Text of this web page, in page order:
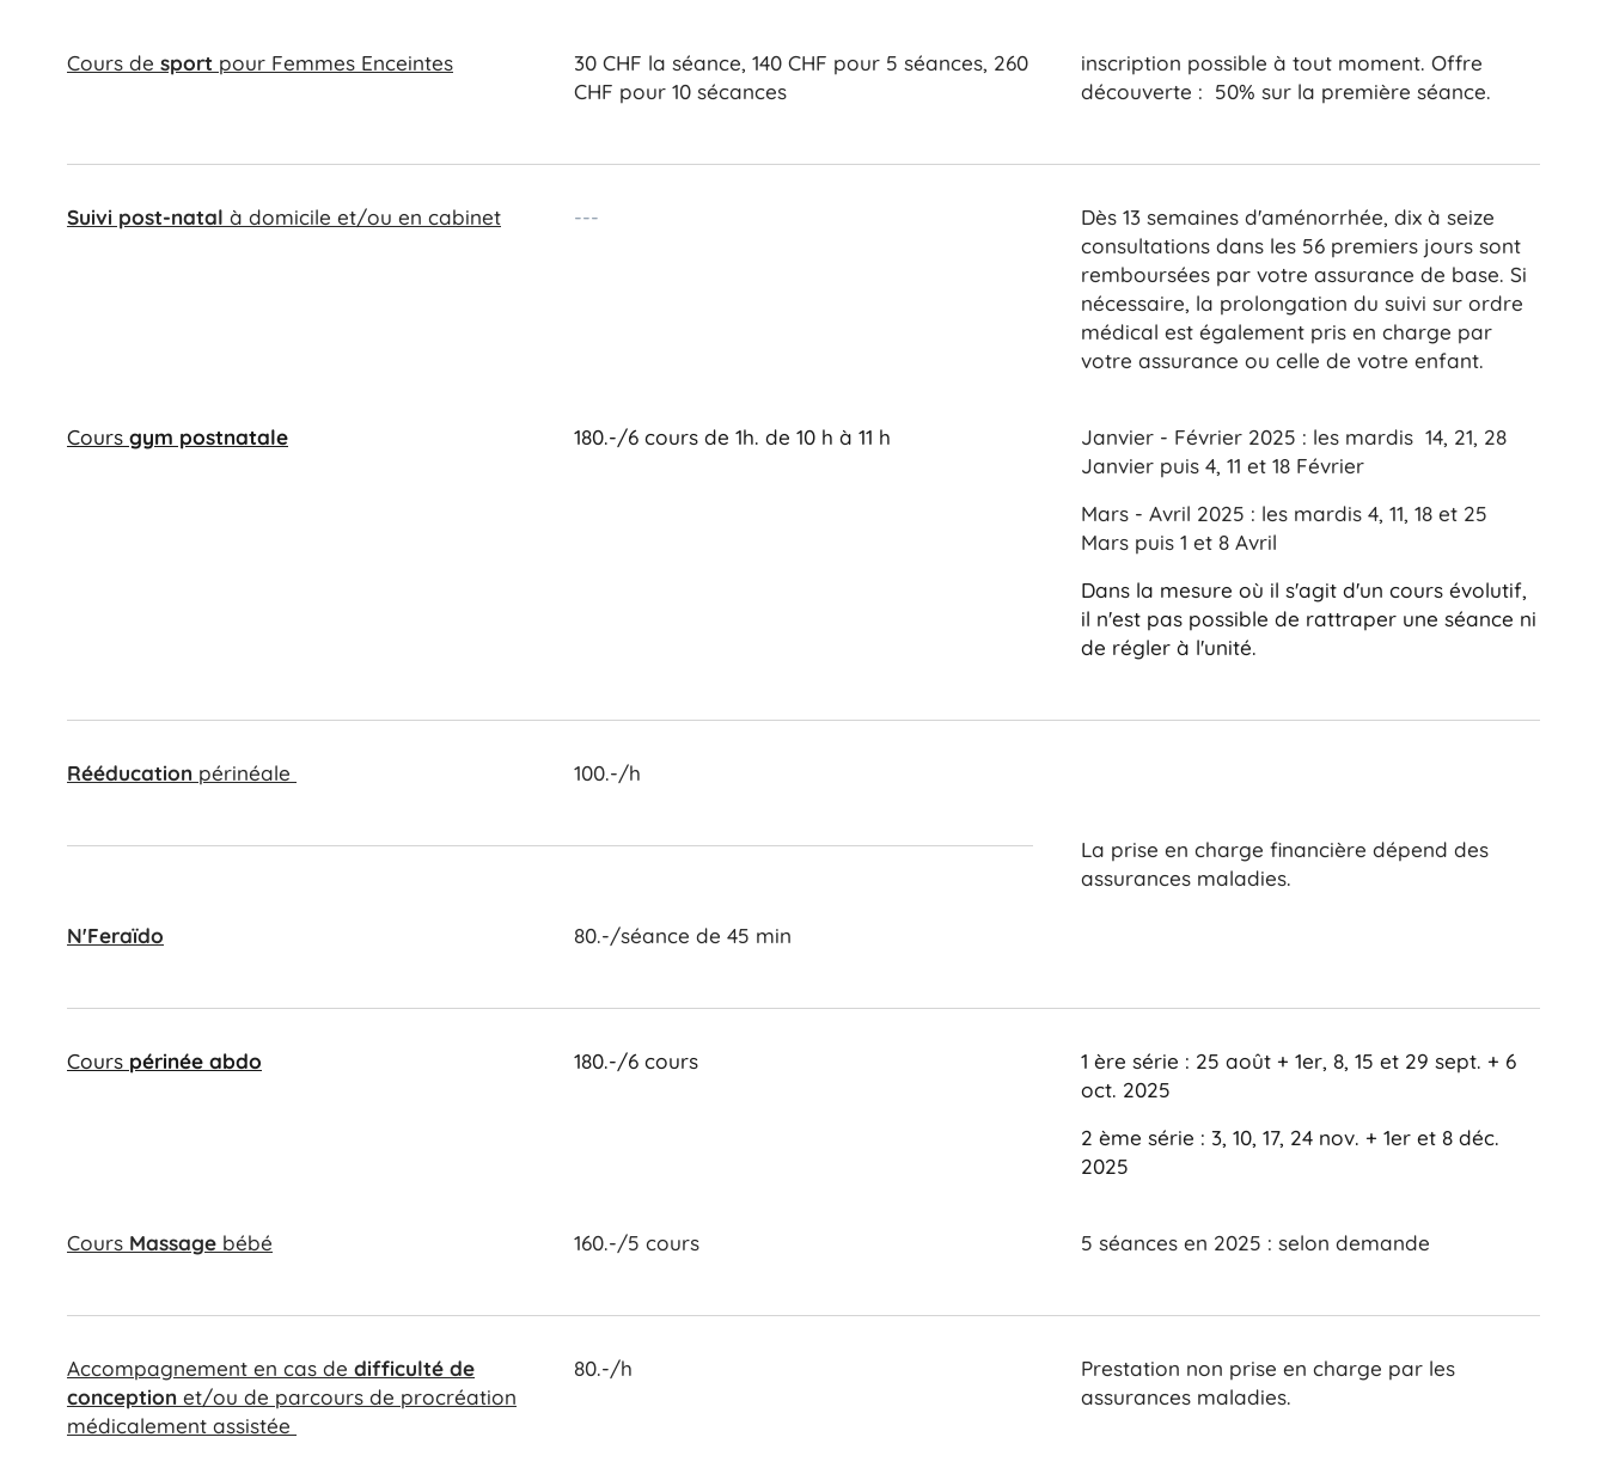
Cours de sport pour Femmes Enceintes
30 CHF la séance, 140 CHF pour 5 séances, 260
CHF pour 10 sécances
inscription possible à tout moment. Offre
découverte : 50% sur la première séance.
Suivi post-natal à domicile et/ou en cabinet ---
Dès 13 semaines d'aménorrhée, dix à seize
consultations dans les 56 premiers jours sont
remboursées par votre assurance de base. Si
nécessaire, la prolongation du suivi sur ordre
médical est également pris en charge par
votre assurance ou celle de votre enfant.
Cours gym postnatale 180.-/6 cours de 1h. de 10 h à 11 h
Janvier - Février 2025 : les mardis 14, 21, 28
Janvier puis 4, 11 et 18 Février
Mars - Avril 2025 : les mardis 4, 11, 18 et 25
Mars puis 1 et 8 Avril
Dans la mesure où il s'agit d'un cours évolutif,
il n'est pas possible de rattraper une séance ni
de régler à l'unité.
Rééducation périnéale 100.-/h
La prise en charge financière dépend des
assurances maladies.
N'Feraïdo 80.-/séance de 45 min
Cours périnée abdo 180.-/6 cours
1 ère série : 25 août + 1er, 8, 15 et 29 sept. + 6
oct. 2025
2 ème série : 3, 10, 17, 24 nov. + 1er et 8 déc.
2025
Cours Massage bébé 160.-/5 cours 5 séances en 2025 : selon demande
Accompagnement en cas de difficulté de
conception et/ou de parcours de procréation
médicalement assistée
80.-/h
Prestation non prise en charge par les
assurances maladies.